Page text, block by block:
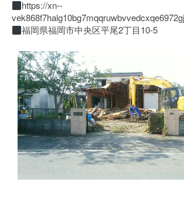
https://xn--
福岡県福岡市中央区平尾2丁目10-5